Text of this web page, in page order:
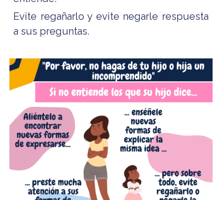
Evite regañarlo y evite negarle respuesta
a sus preguntas.